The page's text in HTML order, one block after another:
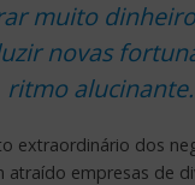
muito
novas
ritmo alucinante.
extraordinário dos
atraído empresas de